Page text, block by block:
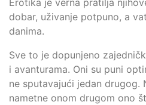
dobar, uživanje potpuno, a
danima.
Sve to je dopunjeno
i avanturama. Oni su puni
ne sputavajući jedan drugog.
nametne onom drugom ono